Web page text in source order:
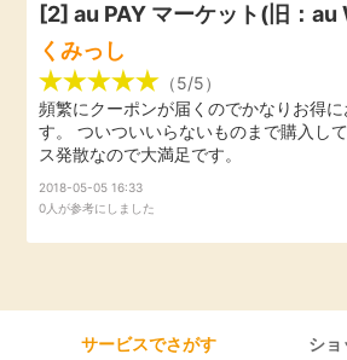
買い物
モニター
ポイ活お得情報
カード比較
学び
進学・教育
美容・健康
月額有料サービス
家計の固定費
[2]au PAY マーケット(旧：
くみっし
（5/5）
頻繁にクーポンが届くのでかなりお得
す。 ついついいらないものまで購入し
ス発散なので大満足です。
2018-05-05 16:33
0人が参考にしました
サービスでさがす ショ